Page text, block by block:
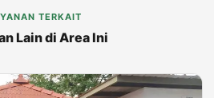
TERKAIT
Lain di Area Ini